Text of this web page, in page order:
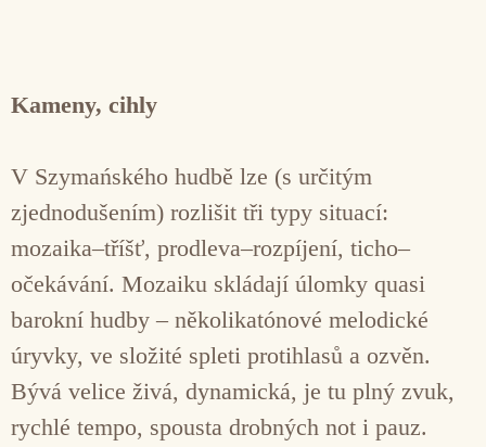
Kameny, cihly
V Szymańského hudbě lze (s určitým
zjednodušením) rozlišit tři typy situací:
mozaika–tříšť, prodleva–rozpíjení, ticho–
očekávání. Mozaiku skládají úlomky quasi
barokní hudby – několikatónové melodické
úryvky, ve složité spleti protihlasů a ozvěn.
Bývá velice živá, dynamická, je tu plný zvuk,
rychlé tempo, spousta drobných not i pauz.